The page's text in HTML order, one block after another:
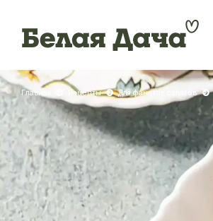
Главная Рецепты Для фанатов салатов